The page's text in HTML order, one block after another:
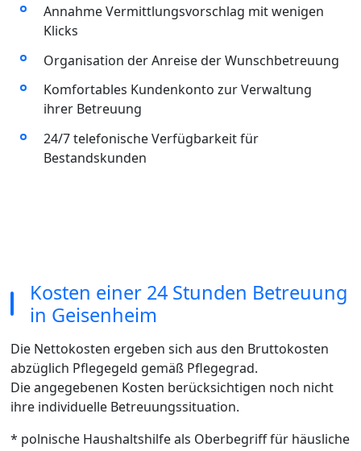
Annahme Vermittlungsvorschlag mit wenigen
Klicks
Organisation der Anreise der Wunschbetreuung
Komfortables Kundenkonto zur Verwaltung
ihrer Betreuung
24/7 telefonische Verfügbarkeit für
Bestandskunden
Kosten einer 24 Stunden Betreuung
in Geisenheim
Die Nettokosten ergeben sich aus den Bruttokosten
abzüglich Pflegegeld gemäß Pflegegrad.
Die angegebenen Kosten berücksichtigen noch nicht
ihre individuelle Betreuungssituation.
* polnische Haushaltshilfe als Oberbegriff für häusliche